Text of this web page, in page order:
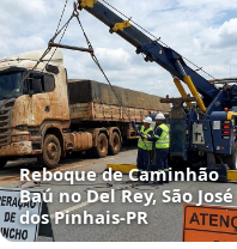
Reboque de Caminhão
Baú no Del Rey, São José
dos Pinhais‑PR